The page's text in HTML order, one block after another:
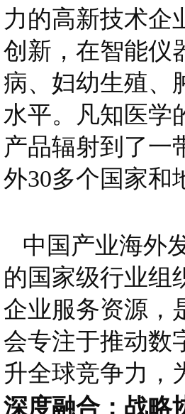
力的高新技术企
创新，在智能仪
病、妇幼生殖、
水平。凡知医学
产品辐射到了一
外30多个国家和
中国产业海外
的国家级行业组
企业服务资源，
会专注于推动数
升全球竞争力，
深度融合：战略